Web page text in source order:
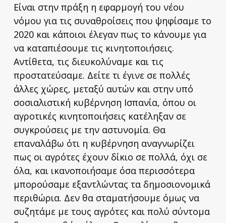
Είναι στην πράξη η εφαρμογή του νέου
νόμου για τις συναθροίσεις που ψηφίσαμε το
2020 και κάποιοι έλεγαν πως το κάνουμε για
να καταπιέσουμε τις κινητοποιήσεις.
Αντίθετα, τις διευκολύναμε και τις
προστατεύσαμε. Δείτε τι έγινε σε πολλές
άλλες χώρες, μεταξύ αυτών και στην υπό
σοσιαλιστική κυβέρνηση Ισπανία, όπου οι
αγροτικές κινητοποιήσεις κατέληξαν σε
συγκρούσεις με την αστυνομία. Θα
επαναλάβω ότι η κυβέρνηση αναγνωρίζει
πως οι αγρότες έχουν δίκιο σε πολλά, όχι σε
όλα, και ικανοποιήσαμε όσα περισσότερα
μπορούσαμε εξαντλώντας τα δημοσιονομικά
περιθώρια. Δεν θα σταματήσουμε όμως να
συζητάμε με τους αγρότες και πολύ σύντομα